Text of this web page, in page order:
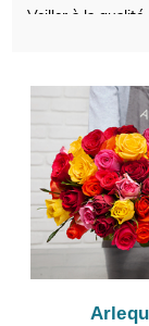
Veiller à la
bouquet, et une
bouquet inséré
vous faire
vous puissiez
reçu par le
commandé.
Bourg-D'Oisans.
une photo ou un